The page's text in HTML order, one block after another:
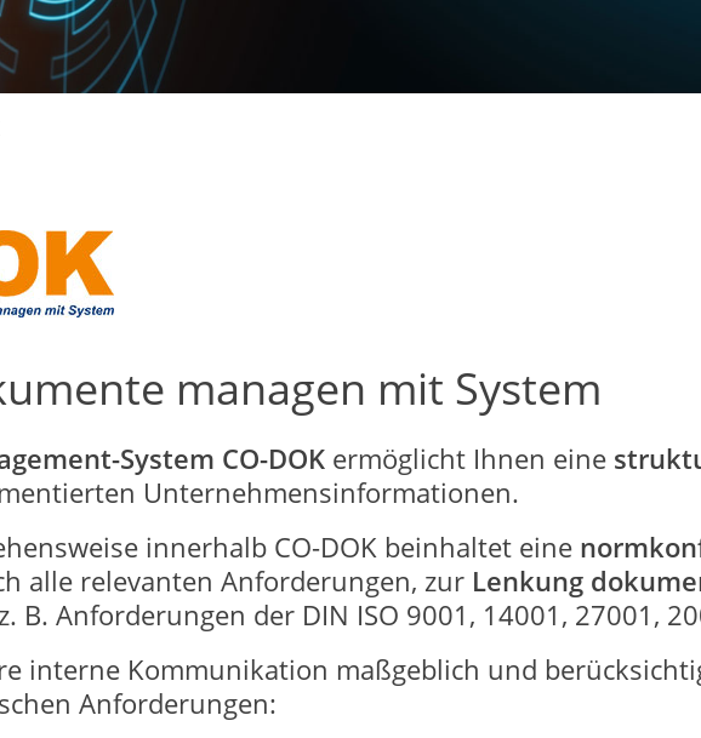
managen mit System
System CO-DOKermöglicht Ihnen eine
Unternehmensinformationen.
innerhalb CO-DOK beinhaltet eine
alle relevanten Anforderungen, zur Lenkung
B. Anforderungen der DIN ISO 9001, 14001, 27001,
interne Kommunikation maßgeblich und
Anforderungen: